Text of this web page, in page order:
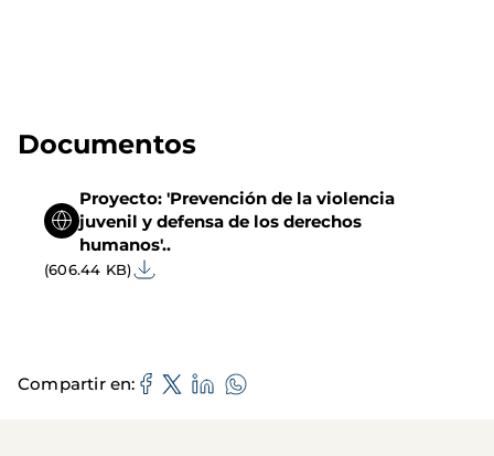
Documentos
Proyecto: 'Prevención de la violencia
juvenil y defensa de los derechos
humanos'..
(606.44 KB)
Compartir en